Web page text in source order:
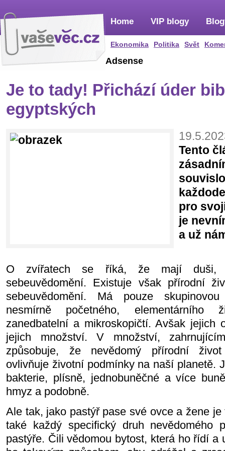
Home
Ekonomika Politika Svět
VIP blogy
Adsense
Je to tady! Přichází úder
egyptských
Tento
pro
je
a už
O zvířatech se říká, že mají duši,
sebeuvědomění. Existuje však přírodní
sebeuvědomění. Má pouze
nesmírně početného, elementárního
zanedbatelní a mikroskopičtí. Avšak jejich
jejich množství. V množství,
způsobuje, že nevědomý přírodní
ovlivňuje životní podmínky na naší planetě.
bakterie, plísně, jednobuněčné a více
hmyz a podobně.
Ale tak, jako pastýř pase své ovce a žene
také každý specifický druh nevědomého
pastýře. Čili vědomou bytost, která ho řídí a